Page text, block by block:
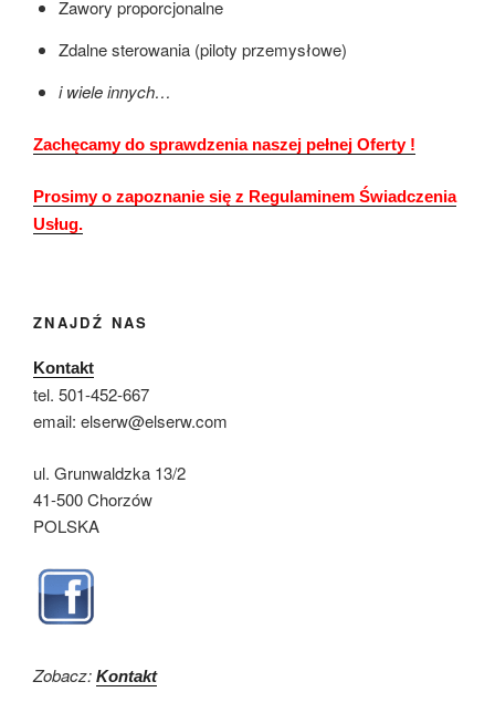
Zawory proporcjonalne
Zdalne sterowania (piloty przemysłowe)
i wiele innych…
Zachęcamy do sprawdzenia naszej pełnej Oferty !
Prosimy o zapoznanie się z Regulaminem Świadczenia
Usług.
ZNAJDŹ NAS
Kontakt
tel. 501-452-667
email: elserw@elserw.com
ul. Grunwaldzka 13/2
41-500 Chorzów
POLSKA
Zobacz: Kontakt